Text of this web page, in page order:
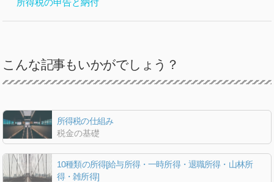
こんな記事もいかがでしょう？
所得税の仕組み
税金の基礎
10種類の所得[給与所得・一時所得・退職所得・山林所
得・雑所得]